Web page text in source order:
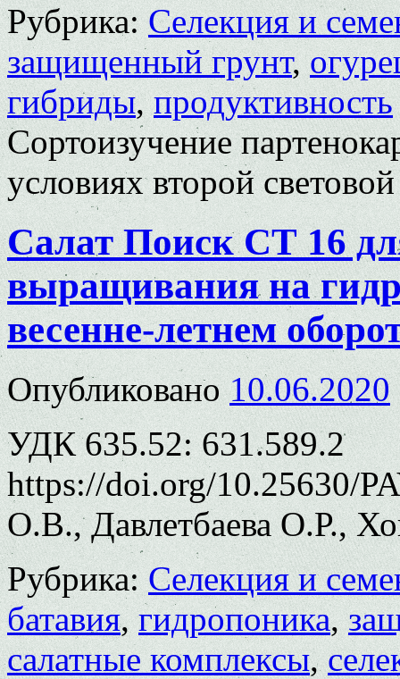
Рубрика: Селекция и
защищенный грунт,
гибриды,продуктивность
Сортоизучение
условиях второй
Салат Поиск СТ 16
выращивания на
весенне-летнем
Опубликовано 10.06.2020
УДК 635.52: 631.589.2
https://doi.org/10.25630/
О.В., Давлетбаева О.Р.,
Рубрика: Селекция и
батавия,гидропоника,
салатные комплексы,